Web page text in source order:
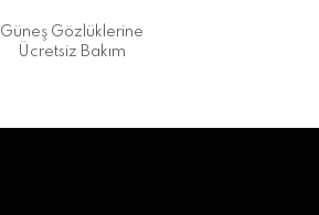
Güneş Gözlüklerine
Ücretsiz Bakım